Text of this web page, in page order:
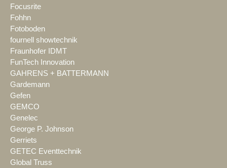
Focusrite
Fohhn
Fotoboden
fournell showtechnik
Fraunhofer IDMT
FunTech Innovation
GAHRENS + BATTERMANN
Gardemann
Gefen
GEMCO
Genelec
George P. Johnson
Gerriets
GETEC Eventtechnik
Global Truss